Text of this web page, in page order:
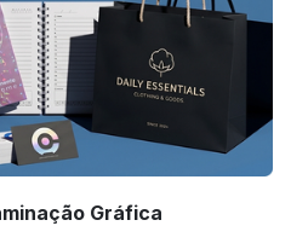
Gráfica